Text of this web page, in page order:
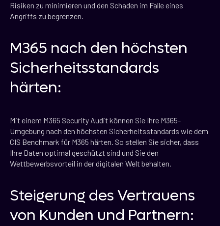
Risiken zu minimieren und den Schaden im Falle eines
Angriffs zu begrenzen.
M365 nach den höchsten
Sicherheitsstandards
härten:
Mit einem M365 Security Audit können Sie Ihre M365-
Umgebung nach den höchsten Sicherheitsstandards wie dem
CIS Benchmark für M365 härten. So stellen Sie sicher, dass
Ihre Daten optimal geschützt sind und Sie den
Wettbewerbsvorteil in der digitalen Welt behalten.
Steigerung des Vertrauens
von Kunden und Partnern: